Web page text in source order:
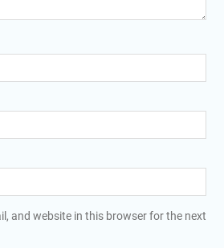
and website in this browser for the next